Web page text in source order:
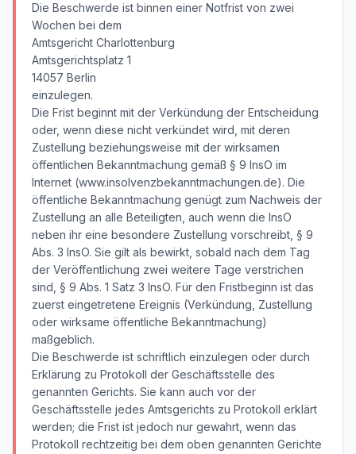
Die Beschwerde ist binnen einer Notfrist von zwei
Wochen bei dem
Amtsgericht Charlottenburg
Amtsgerichtsplatz 1
14057 Berlin
einzulegen.
Die Frist beginnt mit der Verkündung der Entscheidung
oder, wenn diese nicht verkündet wird, mit deren
Zustellung beziehungsweise mit der wirksamen
öffentlichen Bekanntmachung gemäß § 9 InsO im
Internet (www.insolvenzbekanntmachungen.de). Die
öffentliche Bekanntmachung genügt zum Nachweis der
Zustellung an alle Beteiligten, auch wenn die InsO
neben ihr eine besondere Zustellung vorschreibt, § 9
Abs. 3 InsO. Sie gilt als bewirkt, sobald nach dem Tag
der Veröffentlichung zwei weitere Tage verstrichen
sind, § 9 Abs. 1 Satz 3 InsO. Für den Fristbeginn ist das
zuerst eingetretene Ereignis (Verkündung, Zustellung
oder wirksame öffentliche Bekanntmachung)
maßgeblich.
Die Beschwerde ist schriftlich einzulegen oder durch
Erklärung zu Protokoll der Geschäftsstelle des
genannten Gerichts. Sie kann auch vor der
Geschäftsstelle jedes Amtsgerichts zu Protokoll erklärt
werden; die Frist ist jedoch nur gewahrt, wenn das
Protokoll rechtzeitig bei dem oben genannten Gerichte